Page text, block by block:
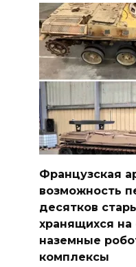
Французская
возможность
десятков
хранящихся на
наземные
комплексы